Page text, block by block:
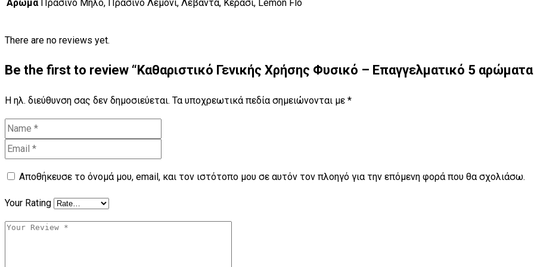
Άρωμα Πράσινο Μήλο, Πράσινο Λεμόνι, Λεβάντα, Κεράσι, Lemon Flo
There are no reviews yet.
Be the first to review “Καθαριστικό Γενικής Χρήσης Φυσικό – Επαγγελματικό 5 αρώματα
Η ηλ. διεύθυνση σας δεν δημοσιεύεται. Τα υποχρεωτικά πεδία σημειώνονται με *
Αποθήκευσε το όνομά μου, email, και τον ιστότοπο μου σε αυτόν τον πλοηγό για την επόμενη φορά που θα σχολιάσω.
Your Rating